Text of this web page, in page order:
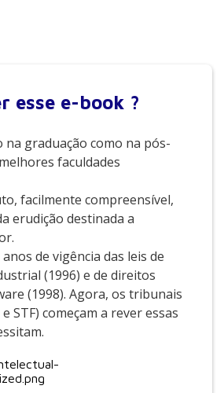
esse e-book ?
na graduação como na pós-
faculdades
facilmente compreensível,
erudição destinada a
anos de vigência das leis de
(1996) e de direitos
(1998). Agora, os tribunais
STF) começam a rever essas